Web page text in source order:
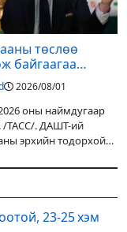
төслөө
байгаагаа
мэдэгдэв
2026/08/01
оны наймдугаар
/ТАСС/. ДАШТ-ий
эрхийн тодорхой
худалдах
ФИФА-гийн
Жанни
23-25 хэм